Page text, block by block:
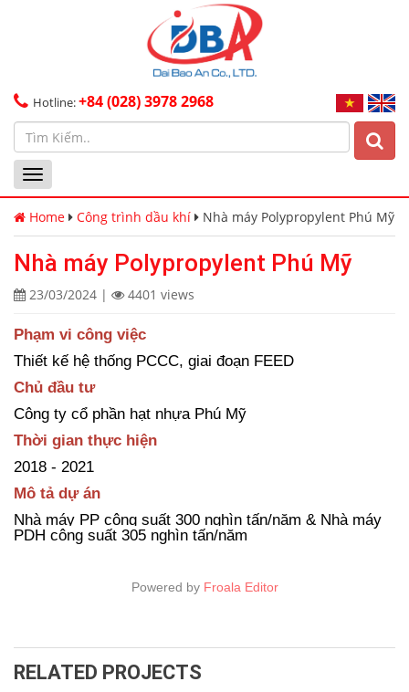
Hotline:+84 (028) 3978 2968
Toggle
navigation
Home
Công trình dầu khí Nhà máy Polypropylent Phú Mỹ
Nhà máy Polypropylent Phú Mỹ
23/03/2024 | 4401 views
Phạm vi công việc
Thiết kế hệ thống PCCC, giai đoạn FEED
Chủ đầu tư
Công ty cổ phần hạt nhựa Phú Mỹ
Thời gian thực hiện
2018 - 2021
Mô tả dự án
Nhà máy PP công suất 300 nghìn tấn/năm & Nhà máy
PDH công suất 305 nghìn tấn/năm
Powered by Froala Editor
RELATED PROJECTS